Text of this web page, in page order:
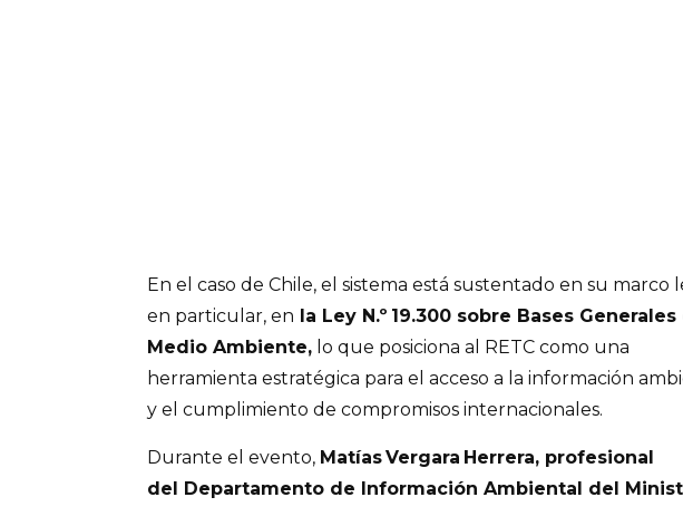
En el caso de Chile, el sistema está sustentado en su marco
en particular, en la Ley N.º 19.300 sobre Bases
Medio Ambiente, lo que posiciona al RETC como una
herramienta estratégica para el acceso a la información
y el cumplimiento de compromisos internacionales.
Durante el evento, Matías Vergara Herrera, profesional
del Departamento de Información Ambiental del